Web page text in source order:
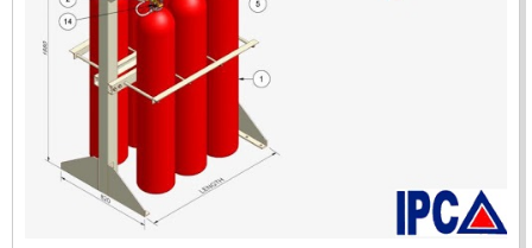
ĐẦU BÁO LỬA CHỐNG NỔ IR3- DX500 (MEKASENTRON
KOREA)
LIÊN HỆ
Mã sản phẩm: DX500